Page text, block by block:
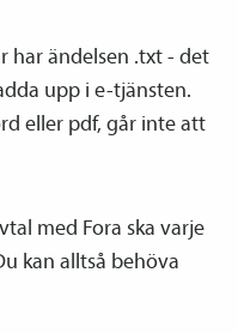
har ändelsen .txt - det
upp i e-tjänsten.
eller pdf, går inte att
med Fora ska varje
kan alltså behöva